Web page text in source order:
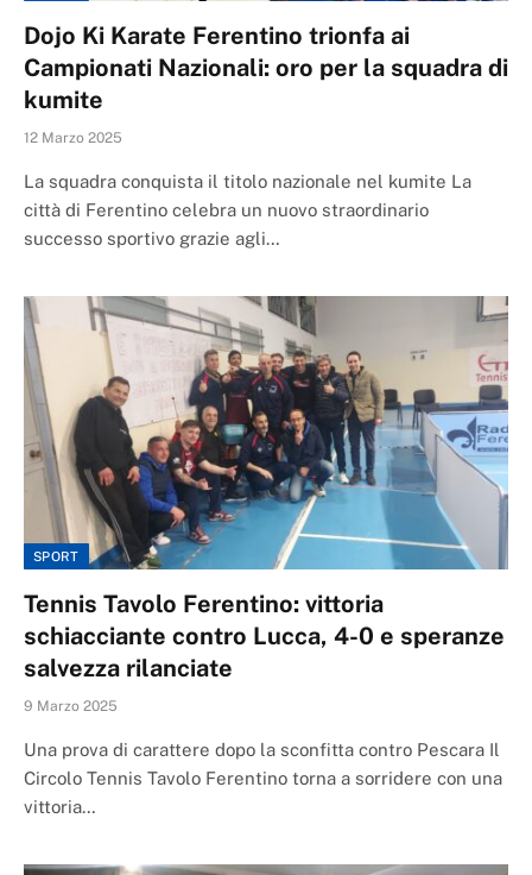
Dojo Ki Karate Ferentino trionfa ai
Campionati Nazionali: oro per la squadra di
kumite
12 Marzo 2025
La squadra conquista il titolo nazionale nel kumite La
città di Ferentino celebra un nuovo straordinario
successo sportivo grazie agli…
SPORT
Tennis Tavolo Ferentino: vittoria
schiacciante contro Lucca, 4-0 e speranze
salvezza rilanciate
9 Marzo 2025
Una prova di carattere dopo la sconfitta contro Pescara Il
Circolo Tennis Tavolo Ferentino torna a sorridere con una
vittoria…